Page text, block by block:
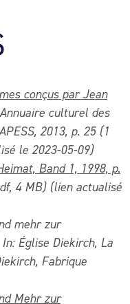
conçus par Jean
culturel des
2013, p. 25(1
le 2023-05-09)
Band 1, 1998, p.
4 MB) (lien actualisé
mehr zur
Église Diekirch, La
Fabrique
Mehr zur